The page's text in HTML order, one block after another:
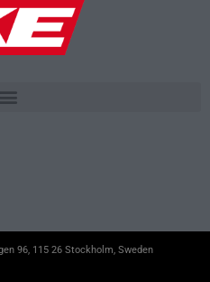
96, 115 26 Stockholm, Sweden